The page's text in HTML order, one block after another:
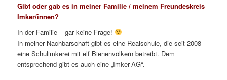
Gibt oder gab es in meiner Familie / meinem Freundeskreis
Imker/innen?
In der Familie – gar keine Frage!
In meiner Nachbarschaft gibt es eine Realschule, die seit 2008
eine Schulimkerei mit elf Bienenvölkern betreibt. Dem
entsprechend gibt es auch eine „Imker-AG“.